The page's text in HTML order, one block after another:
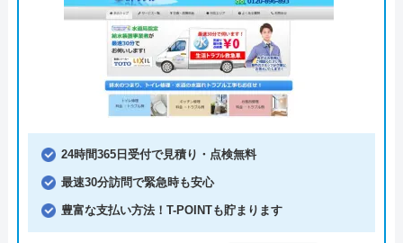
24時間365日受付で見積り・点検無料
最速30分訪問で緊急時も安心
豊富な支払い方法！T-POINTも貯まります